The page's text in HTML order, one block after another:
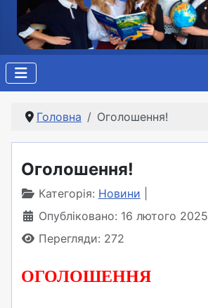
Головна Оголошення!
Оголошення!
Категорія: Новини
Опубліковано: 16 лютого 2025
Перегляди: 272
ОГОЛОШЕННЯ